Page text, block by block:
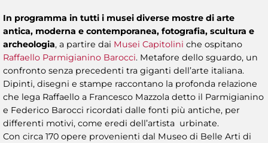
In programma in tutti i musei diverse mostre di arte
antica, moderna e contemporanea, fotografia, scultura e
archeologia, a partire dai Musei Capitolini che ospitano
Raffaello Parmigianino Barocci. Metafore dello sguardo, un
confronto senza precedenti tra giganti dell’arte italiana.
Dipinti, disegni e stampe raccontano la profonda relazione
che lega Raffaello a Francesco Mazzola detto il Parmigianino
e Federico Barocci ricordati dalle fonti più antiche, per
differenti motivi, come eredi dell’artista urbinate.
Con circa 170 opere provenienti dal Museo di Belle Arti di